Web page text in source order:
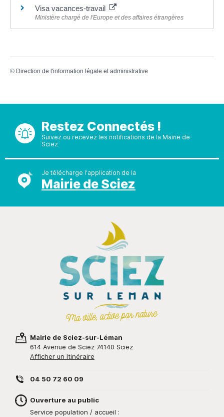
Visa vacances-travail
Ministère chargé de l'Europe et des affaires étrangères
© Direction de l'information légale et administrative
Restez Connectés !
Suivez ou recevez les notifications de la Mairie de
Sciez
Je télécharge l'application de la
Mairie de Sciez
Mairie de Sciez-sur-Léman
614 Avenue de Sciez 74140 Sciez
Afficher un Itinéraire
04 50 72 60 09
Ouverture au public
Service population / accueil :